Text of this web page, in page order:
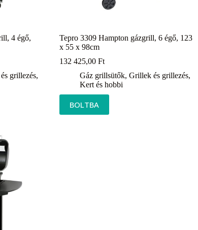
4 égő,
grillezés,
Tepro 3309 Hampton gázgrill, 6 égő, 123
x 55 x 98cm
132 425,00 Ft
Gáz grillsütők, Grillek és grillezés,
Kert és hobbi
BOLTBA